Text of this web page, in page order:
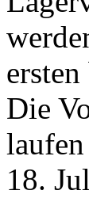
Die
18.